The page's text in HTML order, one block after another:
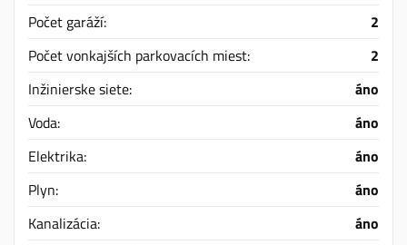
Počet garáží:
2
Počet vonkajších parkovacích miest:
2
Inžinierske siete:
áno
Voda:
áno
Elektrika:
áno
Plyn:
áno
Kanalizácia:
áno